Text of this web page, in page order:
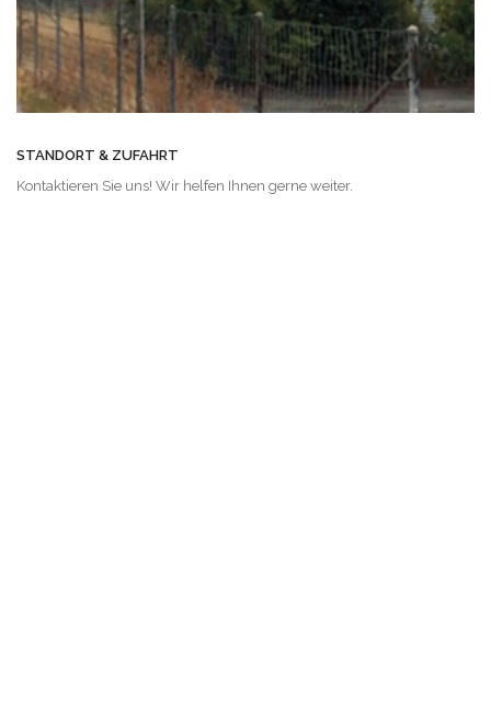
STANDORT & ZUFAHRT
Kontaktieren Sie uns! Wir helfen Ihnen gerne weiter.